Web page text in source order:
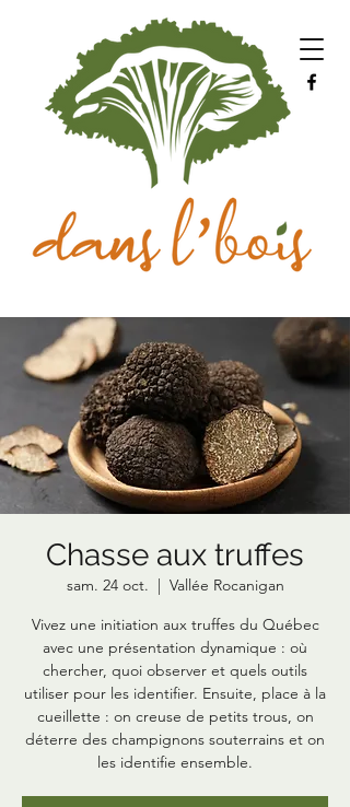
Chasse aux truffes
sam. 24 oct.
  |
Vallée Rocanigan
Vivez une initiation aux truffes du Québec
avec une présentation dynamique : où
chercher, quoi observer et quels outils
utiliser pour les identifier. Ensuite, place à la
cueillette : on creuse de petits trous, on
déterre des champignons souterrains et on
les identifie ensemble.